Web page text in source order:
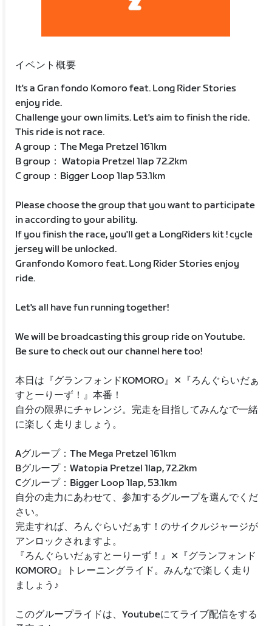
イベント概要
It's a Gran fondo Komoro feat. Long Rider Stories
enjoy ride.
Challenge your own limits. Let's aim to finish the ride.
This ride is not race.
A group：The Mega Pretzel 161km
B group： Watopia Pretzel 1lap 72.2km
C group：Bigger Loop 1lap 53.1km
Please choose the group that you want to participate
in according to your ability.
If you finish the race, you'll get a LongRiders kit ! cycle
jersey will be unlocked.
Granfondo Komoro feat. Long Rider Stories enjoy
ride.
Let's all have fun running together!
We will be broadcasting this group ride on Youtube.
Be sure to check out our channel here too!
本日は『グランフォンドKOMORO』✕『ろんぐらいだぁ
すとーりーず！』本番！
自分の限界にチャレンジ。完走を目指してみんなで一緒
に楽しく走りましょう。
Aグループ：The Mega Pretzel 161km
Bグループ：Watopia Pretzel 1lap, 72.2km
Cグループ：Bigger Loop 1lap, 53.1km
自分の走力にあわせて、参加するグループを選んでくだ
さい。
完走すれば、ろんぐらいだぁす！のサイクルジャージが
アンロックされますよ。
『ろんぐらいだぁすとーりーず！』✕『グランフォンド
KOMORO』トレーニングライド。みんなで楽しく走り
ましょう♪
このグループライドは、Youtubeにてライブ配信をする